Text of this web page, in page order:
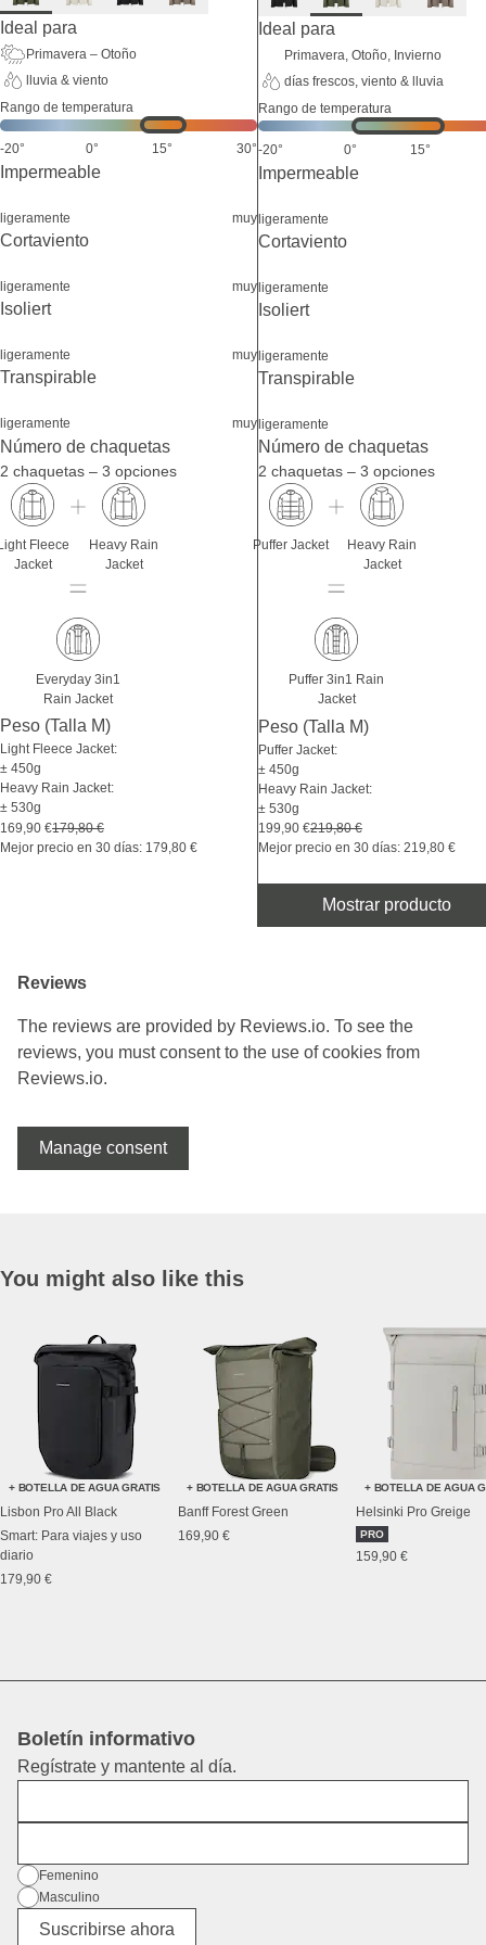
Ideal para
Primavera – Otoño
lluvia & viento
Rango de temperatura
-20° 0° 15° 30°
Impermeable
ligeramente muy
Cortaviento
ligeramente muy
Isoliert
ligeramente muy
Transpirable
ligeramente muy
Número de chaquetas
2 chaquetas – 3 opciones
Fleece
Jacket
Heavy Rain
Jacket
Everyday 3in1
Rain Jacket
Peso (Talla M)
Light Fleece Jacket:
± 450g
Heavy Rain Jacket:
± 530g
169,90 €179,80 €
Mejor precio en 30 días: 179,80 €
Ideal para
Primavera, Otoño, Invierno
días frescos, viento & lluvia
Rango de temperatura
-20° 0° 15°
Impermeable
ligeramente
Cortaviento
ligeramente
Isoliert
ligeramente
Transpirable
ligeramente
Número de chaquetas
2 chaquetas – 3 opciones
Puffer Jacket
Heavy Rain
Jacket
Puffer 3in1 Rain
Jacket
Peso (Talla M)
Puffer Jacket:
± 450g
Heavy Rain Jacket:
± 530g
199,90 €219,80 €
Mejor precio en 30 días: 219,80 €
Mostrar producto
Reviews
The reviews are provided by Reviews.io. To see the
reviews, you must consent to the use of cookies from
Reviews.io.
Manage consent
You might also like this
+ BOTELLA DE AGUA GRATIS
Lisbon Pro All Black
Smart: Para viajes y uso
diario
179,90 €
+ BOTELLA DE AGUA GRATIS
Banff Forest Green
169,90 €
+ BOTELLA DE AGUA
Helsinki Pro Greige
PRO
159,90 €
Boletín informativo
Regístrate y mantente al día.
Género
Femenino
Masculino
Diverso
Suscribirse ahora